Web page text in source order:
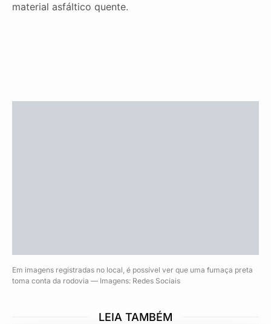
material asfáltico quente.
Em imagens registradas no local, é possível ver que uma fumaça preta
toma conta da rodovia — Imagens: Redes Sociais
LEIA TAMBÉM